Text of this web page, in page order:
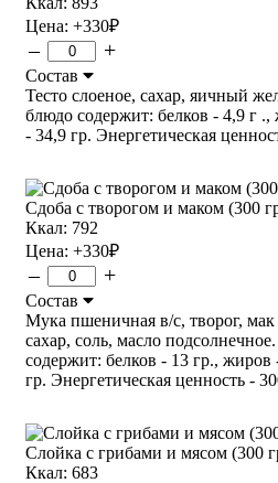
Цена: +330₽
– +
Состав
Тесто слоеное, сахар, яичный
блюдо содержит: белков - 4,9 г .,
- 34,9 гр. Энергетическая
Сдоба с творогом и маком (300
Ккал: 792
Цена: +330₽
– +
Состав
Мука пшеничная в/с, творог,
сахар, соль, масло
содержит: белков - 13 гр., жиров
гр. Энергетическая ценность -
Слойка с грибами и мясом (300
Ккал: 683